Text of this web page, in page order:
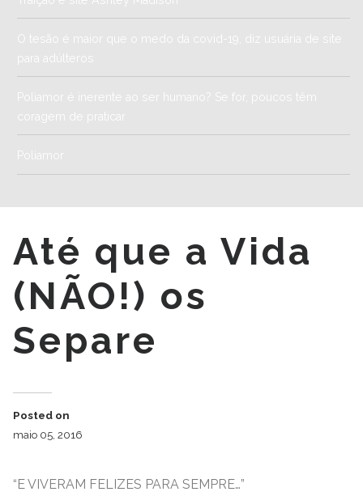
O tesão é maior que o medo da covid-19, diz usuária de site
para adúlteros
Poliamor é inerente ao ser humano? Se for, poucos têm
coragem de praticar
Poliamor
Até que a Vida
(NÃO!) os
Separe
Posted on
maio 05, 2016
“E VIVERAM FELIZES PARA SEMPRE…”